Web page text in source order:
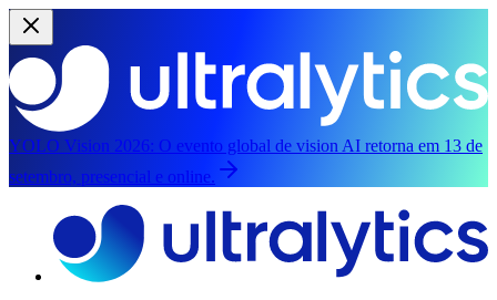
YOLO Vision 2026: O evento global de vision AI retorna em 13 de
setembro, presencial e online.